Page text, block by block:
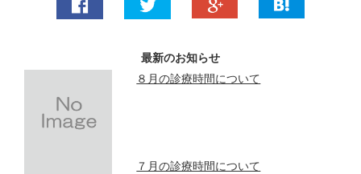
最新のお知らせ
８月の診療時間について
７月の診療時間について